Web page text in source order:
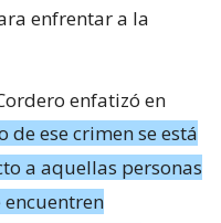
enfrentar a la
enfatizó en
de ese crimen se está
a aquellas personas
encuentren